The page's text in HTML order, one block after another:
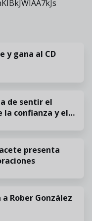
y gana al CD
de sentir el
la confianza y el
presenta
a Rober González